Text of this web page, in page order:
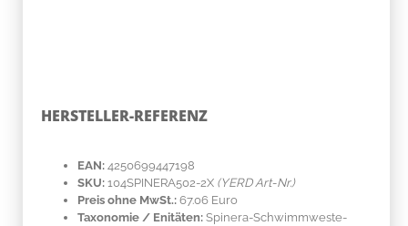
HERSTELLER-REFERENZ
EAN: 4250699447198
SKU: 104SPINERA502-2X (YERD Art-Nr.)
Preis ohne MwSt.: 67.06 Euro
Taxonomie / Enitäten: Spinera-Schwimmweste-